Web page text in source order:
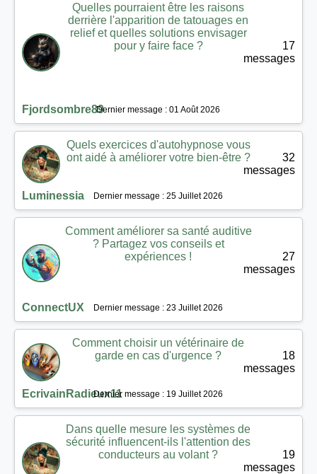
Quelles pourraient être les raisons
derrière l'apparition de tatouages en
relief et quelles solutions envisager
pour y faire face ?
Fjordsombre89
17
messages
Dernier message : 01 Août 2026
Quels exercices d'autohypnose vous
ont aidé à améliorer votre bien-être ?
Luminessia
32
messages
Dernier message : 25 Juillet 2026
Comment améliorer sa santé auditive
? Partagez vos conseils et
expériences !
ConnectUX
27
messages
Dernier message : 23 Juillet 2026
Comment choisir un vétérinaire de
garde en cas d'urgence ?
EcrivainRadieux11
18
messages
Dernier message : 19 Juillet 2026
Dans quelle mesure les systèmes de
sécurité influencent-ils l'attention des
conducteurs au volant ?
19
messages